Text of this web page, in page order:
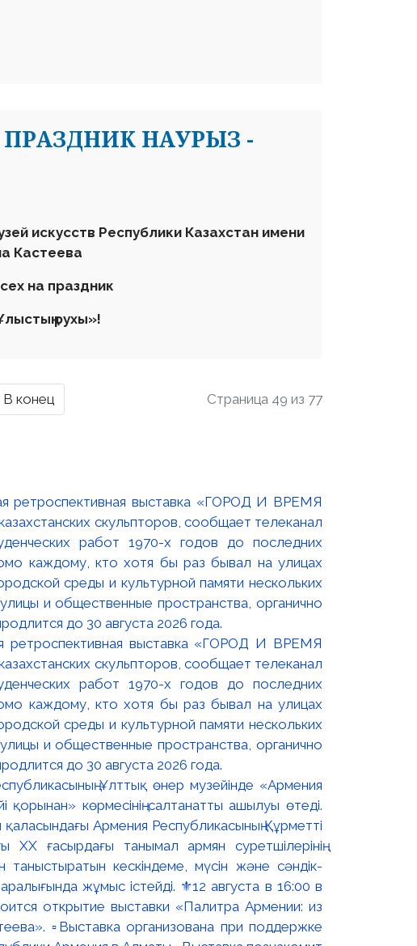
НАУРЫЗ -
искусств Республики Казахстан имени
Кастеева
на праздник
рухы»!
В конец Страница 49 из 77
ретроспективная выставка «ГОРОД И ВРЕМЯ
скульпторов, сообщает телеканал
работ 1970-х годов до последних
каждому, кто хотя бы раз бывал на улицах
среды и культурной памяти нескольких
и общественные пространства, органично
до 30 августа 2026 года.